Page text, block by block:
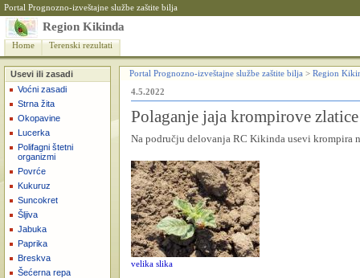
Portal Prognozno-izveštajne službe zaštite bilja
Region Kikinda
Home Terenski rezultati
Usevi ili zasadi
Voćni zasadi
Strna žita
Okopavine
Lucerka
Polifagni štetni
organizmi
Povrće
Kukuruz
Suncokret
Šljiva
Jabuka
Paprika
Breskva
Šećerna repa
Portal Prognozno-izveštajne službe zaštite bilja > Region
4.5.2022
Polaganje jaja krompirove
Na području delovanja RC Kikinda usevi krompira
velika slika